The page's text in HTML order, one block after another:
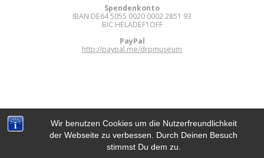
Wir benutzen Cookies um die Nutzerfreundlichkeit
der Webseite zu verbessen. Durch Deinen Besuch
stimmst Du dem zu.
DIGITAL RETRO PARK E.V.
Spendenkonto
IBAN DE64 5055 0020 0002 2851 93
BIC HELADEF1OFF
PayPal
http://paypal.me/drpmuseum